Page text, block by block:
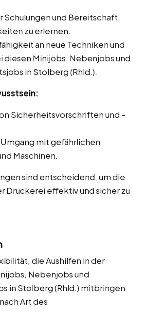
Schulungen und Bereitschaft,
zu erlernen.
an neue Techniken und
diesen Minijobs, Nebenjobs und
in Stolberg (Rhld.).
Sicherheitsvorschriften und -
mit gefährlichen
Maschinen.
sind entscheidend, um die
Druckerei effektiv und sicher zu
die Aushilfen in der
Nebenjobs und
in Stolberg (Rhld.) mitbringen
Art des